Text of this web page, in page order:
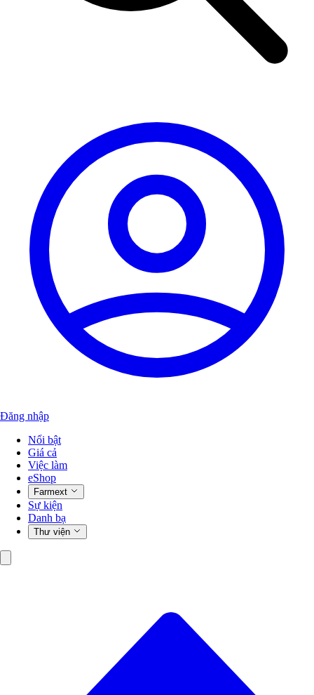
Đăng nhập
Nổi bật
Giá cả
Việc làm
eShop
Farmext
Sự kiện
Danh bạ
Thư viện